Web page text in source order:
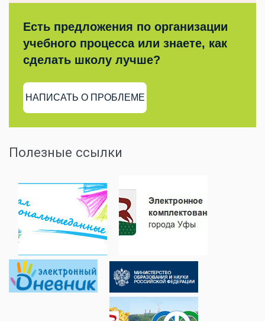
Есть предложения по организации
учебного процесса или знаете, как
сделать школу лучше?
НАПИСАТЬ О ПРОБЛЕМЕ
Полезные ссылки